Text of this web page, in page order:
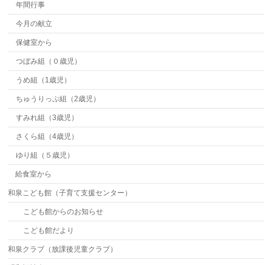
年間行事
今月の献立
保健室から
つぼみ組（０歳児）
うめ組（1歳児）
ちゅうりっぷ組（2歳児）
すみれ組（3歳児）
さくら組（4歳児）
ゆり組（５歳児）
給食室から
和泉こども館（子育て支援センター）
こども館からのお知らせ
こども館だより
和泉クラブ（放課後児童クラブ）